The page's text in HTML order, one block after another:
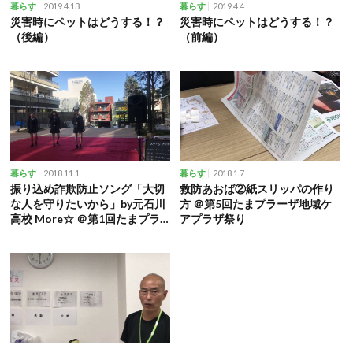
暮らす 2019.4.13
災害時にペットはどうする！？
（後編）
暮らす 2019.4.4
災害時にペットはどうする！？
（前編）
暮らす 2018.11.1
振り込め詐欺防止ソング「大切
な人を守りたいから」by元石川
高校 More☆ ＠第1回たまプラ
暮らす 2018.1.7
救防あおば②紙スリッパの作り
方 ＠第5回たまプラーザ地域ケ
アプラザ祭り